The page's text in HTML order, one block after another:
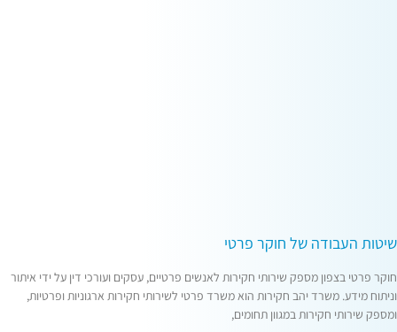
שיטות העבודה של חוקר פרטי
חוקר פרטי בצפון מספק שירותי חקירות לאנשים פרטיים, עסקים ועורכי דין על ידי איתור
וניתוח מידע. משרד יהב חקירות הוא משרד פרטי לשירותי חקירות ארגוניות ופרטיות,
ומספק שירותי חקירות במגוון תחומים,